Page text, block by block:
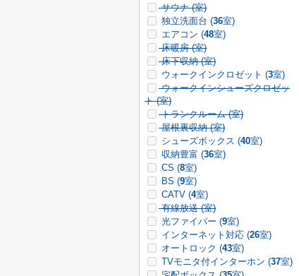
サウナ (室)
独立洗面台 (36室)
エアコン (48室)
床暖房 (室)
床下収納 (室)
ウォークインクロゼット (3室)
ウォークインシューズクロゼッ
ト (室)
トランクルーム (室)
屋根裏収納 (室)
シューズボックス (40室)
収納豊富 (36室)
CS (8室)
BS (9室)
CATV (4室)
有線放送 (室)
光ファイバー (9室)
インターネット対応 (26室)
オートロック (43室)
TVモニタ付インターホン (37室)